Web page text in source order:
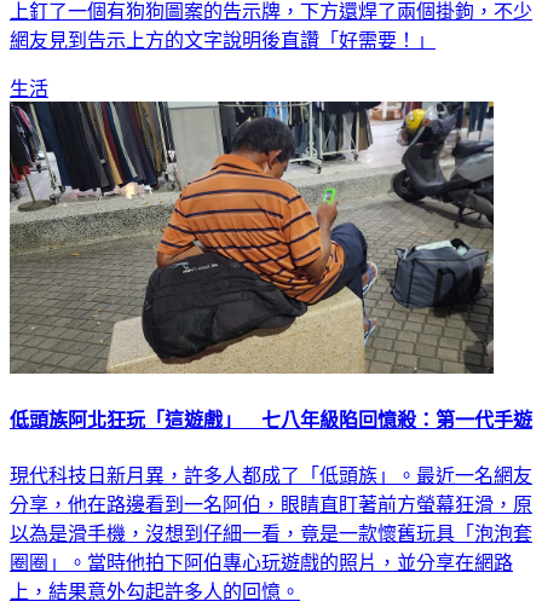
上釘了一個有狗狗圖案的告示牌，下方還焊了兩個掛鉤，不少
網友見到告示上方的文字說明後直讚「好需要！」
生活
低頭族阿北狂玩「這遊戲」 七八年級陷回憶殺：第一代手遊
現代科技日新月異，許多人都成了「低頭族」。最近一名網友
分享，他在路邊看到一名阿伯，眼睛直盯著前方螢幕狂滑，原
以為是滑手機，沒想到仔細一看，竟是一款懷舊玩具「泡泡套
圈圈」。當時他拍下阿伯專心玩遊戲的照片，並分享在網路
上，結果意外勾起許多人的回憶。